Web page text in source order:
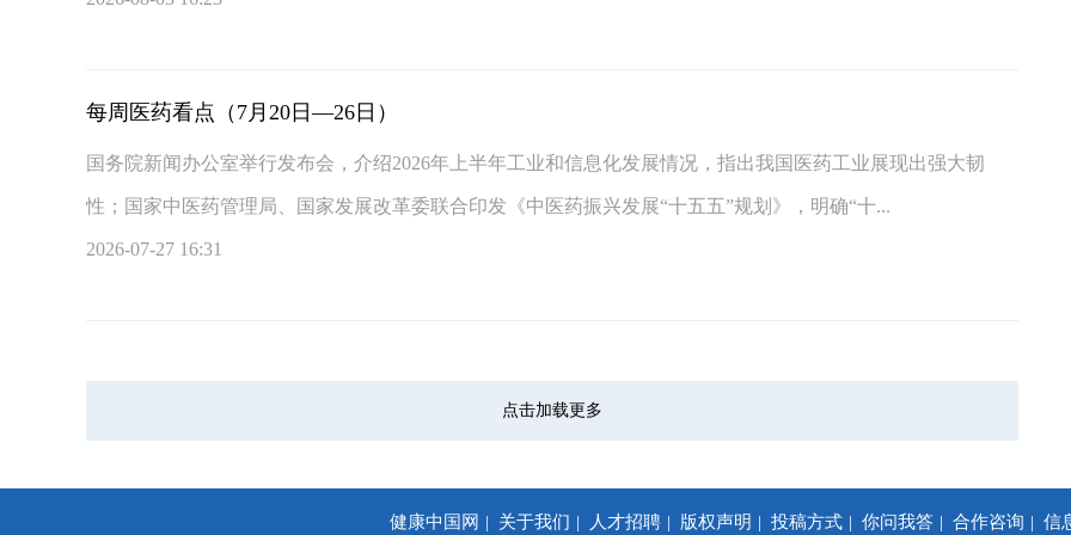
每周医药看点（7月20日—26日）
国务院新闻办公室举行发布会，介绍2026年上半年工业和信息化发展情况，指出我国医药工业展现出强大韧
性；国家中医药管理局、国家发展改革委联合印发《中医药振兴发展“十五五”规划》，明确“十...
2026-07-27 16:31
点击加载更多
健康中国网 关于我们 人才招聘 版权声明 投稿方式 你问我答 合作咨询 信